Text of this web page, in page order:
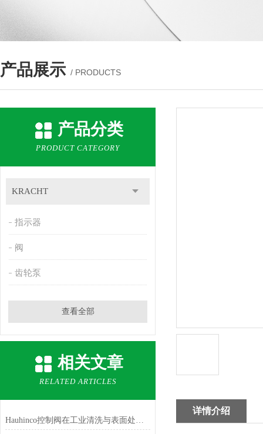
产品展示 / PRODUCTS
产品分类
PRODUCT CATEGORY
KRACHT
指示器
阀
齿轮泵
查看全部
相关文章
RELATED ARTICLES
Hauhinco控制阀在工业清洗与表面处理的应用
详情介绍